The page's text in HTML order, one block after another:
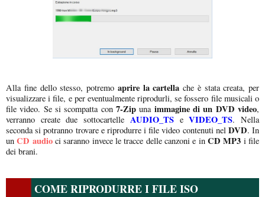
Alla fine dello stesso, potremo aprire la cartella che è stata creata, per
visualizzare i file, e per eventualmente riprodurli, se fossero file musicali o
file video. Se si scompatta con 7-Zip unaimmagine di un DVD video,
verranno create due sottocartelle AUDIO_TSe VIDEO_TS. Nella
seconda si potranno trovare e riprodurre i file video contenuti nelDVD. In
un CD audioci saranno invece le tracce delle canzoni e inCD MP3 i file
dei brani.
COME RIPRODURRE I FILE ISO